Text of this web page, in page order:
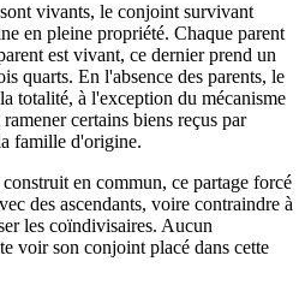
vivants, le conjoint survivant
en pleine propriété. Chaque parent
est vivant, ce dernier prend un
quarts. En l'absence des parents, le
totalité, à l'exception du mécanisme
certains biens reçus par
famille d'origine.
en commun, ce partage forcé
des ascendants, voire contraindre à
les coïndivisaires. Aucun
voir son conjoint placé dans cette